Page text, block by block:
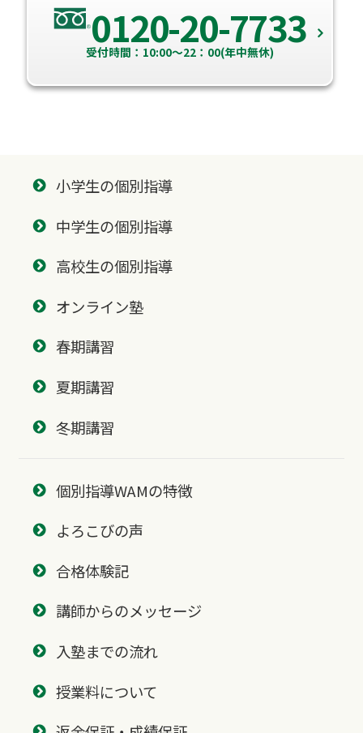
0120-20-7733
受付時間：10:00～22：00(年中無休)
小学生の個別指導
中学生の個別指導
高校生の個別指導
オンライン塾
春期講習
夏期講習
冬期講習
個別指導WAMの特徴
よろこびの声
合格体験記
講師からのメッセージ
入塾までの流れ
授業料について